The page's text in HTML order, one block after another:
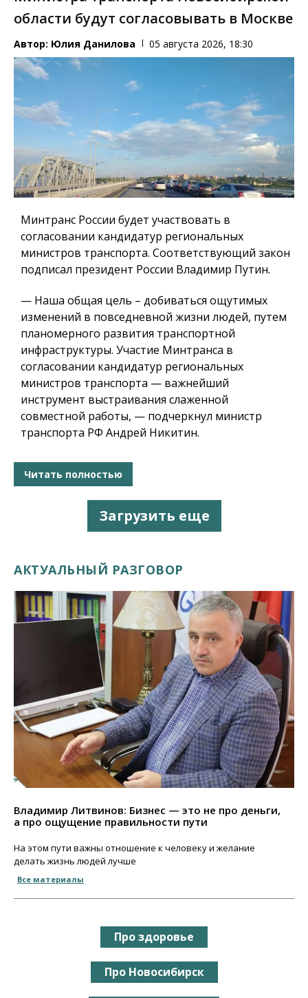
области будут согласовывать в Москве
Автор: Юлия Данилова 05 августа 2026, 18:30
Минтранс России будет участвовать в
согласовании кандидатур региональных
министров транспорта. Соответствующий закон
подписал президент России Владимир Путин.
— Наша общая цель – добиваться ощутимых
изменений в повседневной жизни людей, путем
планомерного развития транспортной
инфраструктуры. Участие Минтранса в
согласовании кандидатур региональных
министров транспорта — важнейший
инструмент выстраивания слаженной
совместной работы, — подчеркнул министр
транспорта РФ Андрей Никитин.
Читать полностью
Загрузить еще
АКТУАЛЬНЫЙ РАЗГОВОР
Владимир Литвинов: Бизнес — это не про деньги,
а про ощущение правильности пути
На этом пути важны отношение к человеку и желание
делать жизнь людей лучше
Все материалы
Про здоровье
Про Новосибирск